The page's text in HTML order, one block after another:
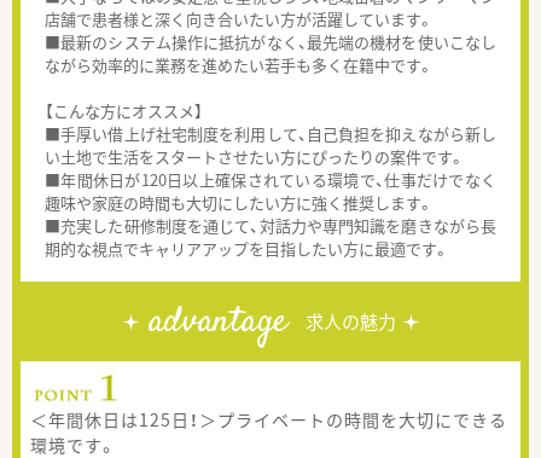
店舗で患者様と深く向き合いたい方が活躍しています。
■最新のシステム操作に抵抗がなく、最先端の機材を使いこなし
ながら効率的に業務を進めたい若手も多く在籍中です。
【こんな方にオススメ】
■手厚い借上げ社宅制度を利用して、自己負担を抑えながら新し
い土地で生活をスタートさせたい方にぴったりの案件です。
■年間休日が120日以上確保されている環境で、仕事だけでなく
趣味や家庭の時間も大切にしたい方に強く推奨します。
■充実した研修制度を通じて、対話力や専門知識を磨きながら長
期的な視点でキャリアアップを目指したい方に最適です。
advantage 求人の魅力
＜年間休日は125日！＞プライベートの時間を大切にできる
環境です。